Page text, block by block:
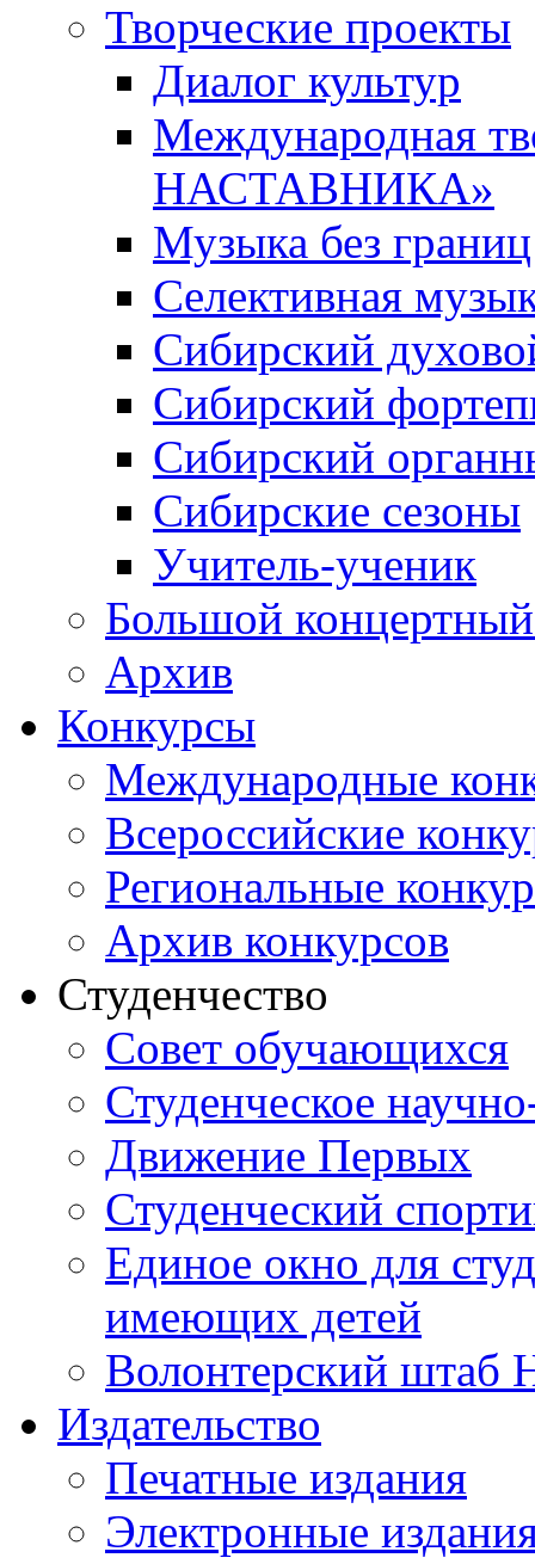
Творческие проекты
Диалог культур
Международная
НАСТАВНИКА»
Музыка без границ
Селективная
Сибирский
Сибирский
Сибирский
Сибирские сезоны
Учитель-ученик
Большой концертный
Архив
Конкурсы
Международные
Всероссийские
Региональные
Архив конкурсов
Студенчество
Совет обучающихся
Студенческое
Движение Первых
Студенческий
Единое окно для
имеющих детей
Волонтерский штаб
Издательство
Печатные издания
Электронные